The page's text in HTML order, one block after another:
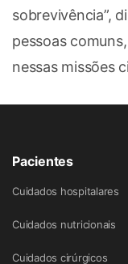
sobrevivência”,
pessoas
nessas missões
Pacientes
Cuidados hospitalares
Cuidados nutricionais
Cuidados cirúrgicos